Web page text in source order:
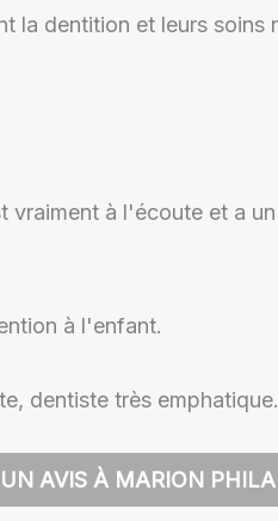
la dentition et leurs
à l'écoute et a
à l'enfant.
dentiste très emphatique.
AVIS À MARION